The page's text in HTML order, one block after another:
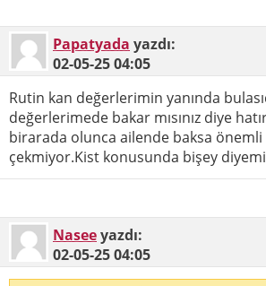
Papatyada yazdı:
02-05-2504:05
Rutin kan değerlerimin yanında
değerlerimede bakar mısınız diye
birarada olunca ailende baksa
çekmiyor.Kist konusunda bişey
Naseeyazdı:
02-05-2504:05